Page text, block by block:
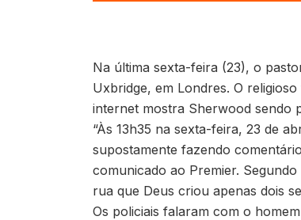
Na última sexta-feira (23), o
Uxbridge, em Londres. O
internet mostra Sherwood sendo
“Às 13h35 na sexta-feira, 23 de
supostamente fazendo
comunicado ao Premier.
rua que Deus criou apenas dois
Os policiais falaram com o